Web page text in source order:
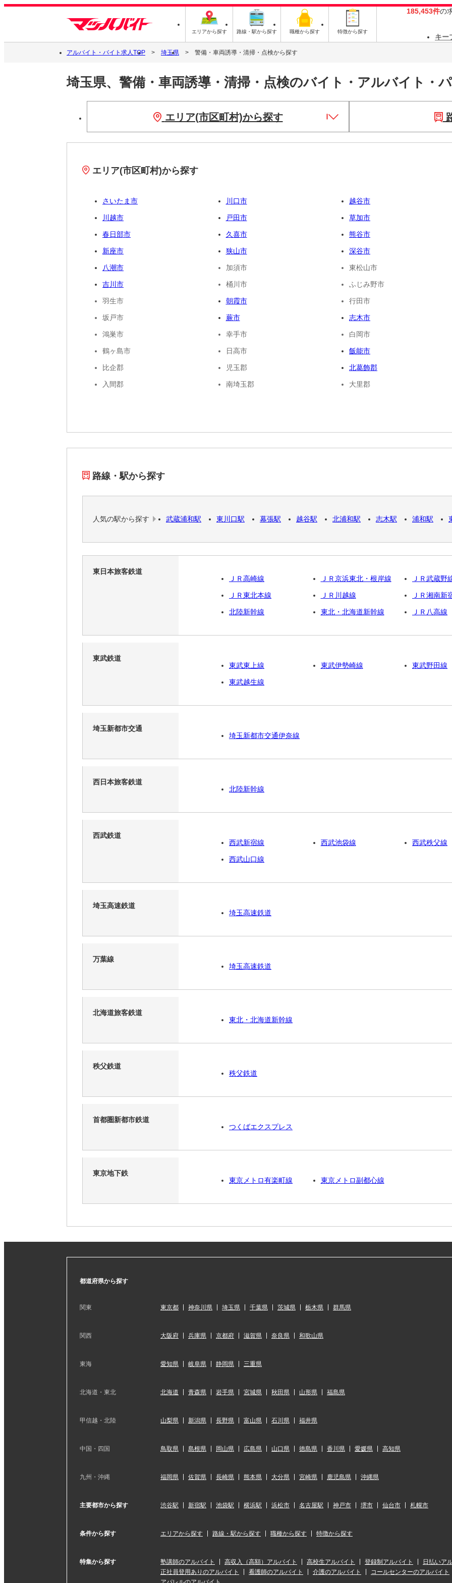
エリアから探す 路線・駅から探す 職種から探す 特徴から探す
185,453件の
キー
アルバイト・バイト求人TOP 埼玉県 警備・車両誘導・清掃・点検から探す
埼玉県、警備・車両誘導・清掃・点検のバイト・アルバイト・
エリア(市区町村)から探す
エリア(市区町村)から探す
さいたま市 川口市 越谷市
川越市 戸田市 草加市
春日部市 久喜市 熊谷市
新座市 狭山市 深谷市
八潮市 加須市 東松山市
吉川市 桶川市 ふじみ野市
羽生市 朝霞市 行田市
坂戸市 蕨市 志木市
鴻巣市 幸手市 白岡市
鶴ヶ島市 日高市 飯能市
比企郡 児玉郡 北葛飾郡
入間郡 南埼玉郡 大里郡
路線・駅から探す
人気の駅から探す 武蔵浦和駅 東川口駅 幕張駅 越谷駅 北浦和駅 志木駅 浦和駅
東日本旅客鉄道
ＪＲ高崎線
ＪＲ京浜東北・根岸線 ＪＲ武蔵野
ＪＲ東北本線 ＪＲ川越線 ＪＲ湘南新
北陸新幹線 東北・北海道新幹線 ＪＲ八高線
東武鉄道
東武東上線
東武伊勢崎線 東武野田線
東武越生線
埼玉新都市交通
埼玉新都市交通伊奈線
西日本旅客鉄道
北陸新幹線
西武鉄道
西武新宿線
西武池袋線 西武秩父線
西武山口線
埼玉高速鉄道
埼玉高速鉄道
万葉線
埼玉高速鉄道
北海道旅客鉄道
東北・北海道新幹線
秩父鉄道
秩父鉄道
首都圏新都市鉄道
つくばエクスプレス
東京地下鉄
東京メトロ有楽町線
東京メトロ副都心線
都道府県から探す
関東 東京都 神奈川県 埼玉県 千葉県 茨城県 栃木県 群馬県
関西 大阪府 兵庫県 京都府 滋賀県 奈良県 和歌山県
東海 愛知県 岐阜県 静岡県 三重県
北海道・東北 北海道 青森県 岩手県 宮城県 秋田県 山形県 福島県
甲信越・北陸 山梨県 新潟県 長野県 富山県 石川県 福井県
中国・四国 鳥取県 島根県 岡山県 広島県 山口県 徳島県 香川県 愛媛県 高知県
九州・沖縄 福岡県 佐賀県 長崎県 熊本県 大分県 宮崎県 鹿児島県 沖縄県
主要都市から探す 渋谷駅 新宿駅 池袋駅 横浜駅 浜松市 名古屋駅 神戸市 堺市 仙台市 札幌市
条件から探す エリアから探す 路線・駅から探す 職種から探す 特徴から探す
特集から探す 塾講師のアルバイト 高収入（高額）アルバイト 高校生アルバイト 登録制アルバイト 日払いア
正社員登用ありのアルバイト
看護師のアルバイト 介護のアルバイト コールセンターのアルバイト